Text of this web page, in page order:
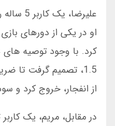
کرد. با وجود توصیه
از انفجار، خروج کرد و سود 200 هزار تومانی کسب
در مقابل، مریم، یک کاربر